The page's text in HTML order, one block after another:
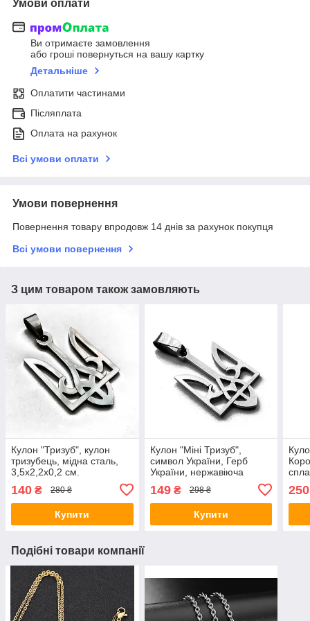
Умови оплати
Ви отримаєте замовлення
або гроші повернуться на вашу картку
Детальніше
Оплатити частинами
Післяплата
Оплата на рахунок
Всі умови оплати
Умови повернення
Повернення товару впродовж 14 днів за рахунок покупця
Всі умови повернення
З цим товаром також замовляють
Кулон "Тризуб", кулон
тризубець, мідна сталь,
3,5х2,2х0,2 см.
140 ₴ 280 ₴
Купити
Кулон "Міні Тризуб",
символ України, Герб
України, нержавіюча
сталь, не темніє, не ржавіє
149₴ 298 ₴
Купити
250
Подібні товари компанії